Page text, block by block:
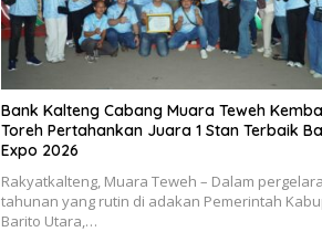
Bank Kalteng Cabang Muara Teweh
Toreh Pertahankan Juara 1 Stan Terbaik
Expo 2026
Rakyatkalteng, Muara Teweh – Dalam
tahunan yang rutin di adakan Pemerintah
Barito Utara,…